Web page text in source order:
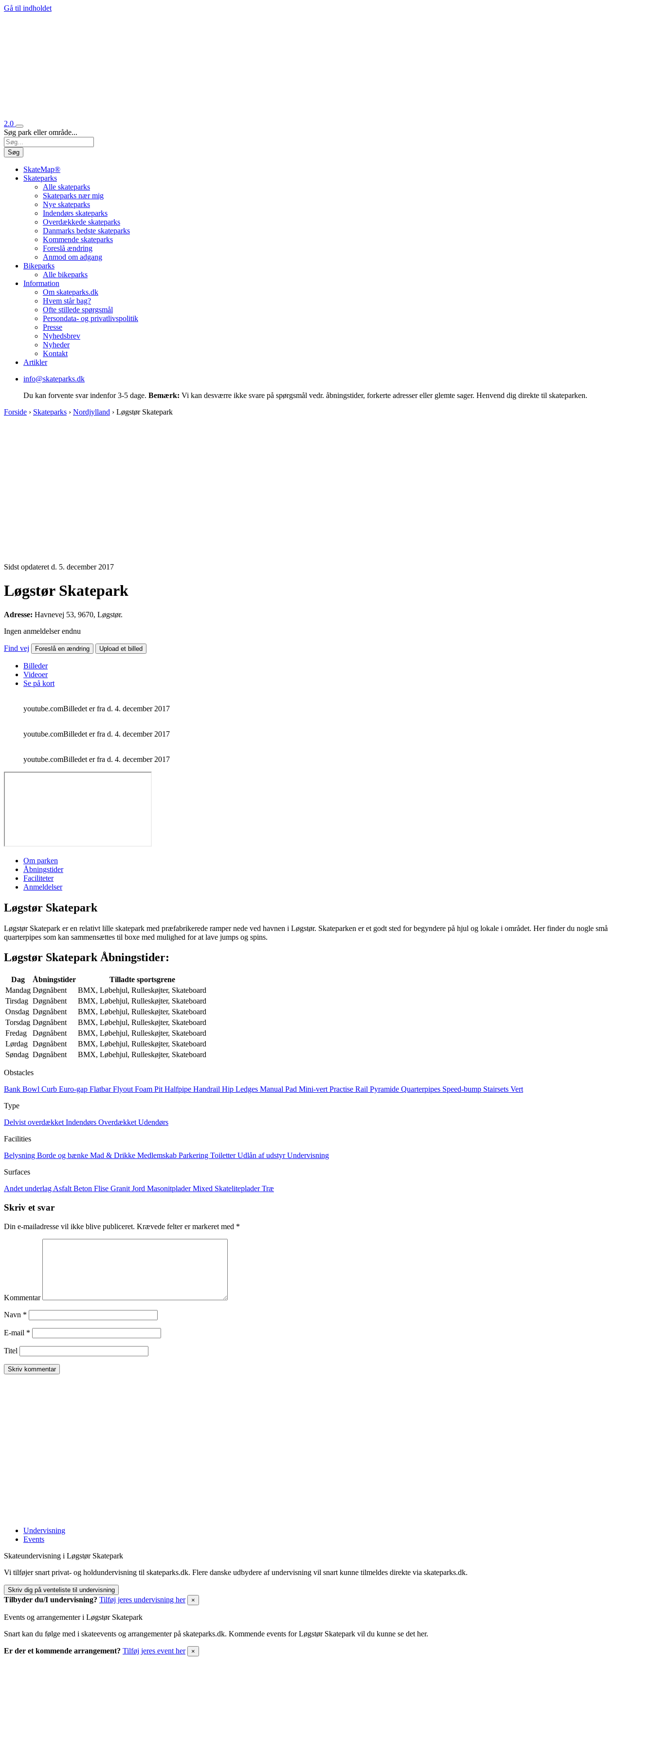
Gå til indholdet
2.0
Søg park eller område...
Søg
SkateMap®
Skateparks
Alle skateparks
Skateparks nær mig
Nye skateparks
Indendørs skateparks
Overdækkede skateparks
Danmarks bedste skateparks
Kommende skateparks
Foreslå ændring
Anmod om adgang
Bikeparks
Alle bikeparks
Information
Om skateparks.dk
Hvem står bag?
Ofte stillede spørgsmål
Persondata- og privatlivspolitik
Presse
Nyhedsbrev
Nyheder
Kontakt
Artikler
info@skateparks.dk
Du kan forvente svar indenfor 3-5 dage. Bemærk: Vi kan desværre ikke svare på spørgsmål vedr. åbningstider, forkerte adresser eller glemte sager. Henvend dig direkte til skateparken.
Forside › Skateparks › Nordjylland › Løgstør Skatepark
Sidst opdateret d. 5. december 2017
Løgstør Skatepark
Adresse: Havnevej 53, 9670, Løgstør.
Ingen anmeldelser endnu
Find vej Foreslå en ændring Upload et billed
Billeder
Videoer
Se på kort
youtube.comBilledet er fra d. 4. december 2017
youtube.comBilledet er fra d. 4. december 2017
youtube.comBilledet er fra d. 4. december 2017
Om parken
Åbningstider
Faciliteter
Anmeldelser
Løgstør Skatepark
Løgstør Skatepark er en relativt lille skatepark med præfabrikerede ramper nede ved havnen i Løgstør. Skateparken er et godt sted for begyndere på hjul og lokale i området. Her finder du nogle små
quarterpipes som kan sammensættes til boxe med mulighed for at lave jumps og spins.
Løgstør Skatepark Åbningstider:
Dag Åbningstider
Tilladte sportsgrene
Mandag Døgnåbent
BMX, Løbehjul, Rulleskøjter, Skateboard
Tirsdag Døgnåbent
BMX, Løbehjul, Rulleskøjter, Skateboard
Onsdag Døgnåbent
BMX, Løbehjul, Rulleskøjter, Skateboard
Torsdag Døgnåbent
BMX, Løbehjul, Rulleskøjter, Skateboard
Fredag
Døgnåbent
BMX, Løbehjul, Rulleskøjter, Skateboard
Lørdag Døgnåbent
BMX, Løbehjul, Rulleskøjter, Skateboard
Søndag Døgnåbent BMX, Løbehjul, Rulleskøjter, Skateboard
Obstacles
Bank Bowl Curb Euro-gap FlatbarFlyout Foam Pit Halfpipe Handrail Hip Ledges Manual Pad Mini-vert Practise Rail Pyramide Quarterpipes Speed-bump Stairsets Vert
Type
Delvist overdækket Indendørs Overdækket Udendørs
Facilities
Belysning Borde og bænke Mad & Drikke Medlemskab Parkering ToiletterUdlån af udstyrUndervisning
Surfaces
Andet underlag Asfalt Beton Flise Granit Jord MasonitpladerMixed SkatelitepladerTræ
Skriv et svar
Din e-mailadresse vil ikke blive publiceret. Krævede felter er markeret med *
Kommentar
Navn *
E-mail *
Titel
Undervisning
Events
Skateundervisning i Løgstør Skatepark
Vi tilføjer snart privat- og holdundervisning til skateparks.dk. Flere danske udbydere af undervisning vil snart kunne tilmeldes direkte via skateparks.dk.
Skriv dig på venteliste til undervisning
Tilbyder du/I undervisning? Tilføj jeres undervisning her ×
Events og arrangementer i Løgstør Skatepark
Snart kan du følge med i skateevents og arrangementer på skateparks.dk. Kommende events for Løgstør Skatepark vil du kunne se det her.
Er der et kommende arrangement? Tilføj jeres event her ×